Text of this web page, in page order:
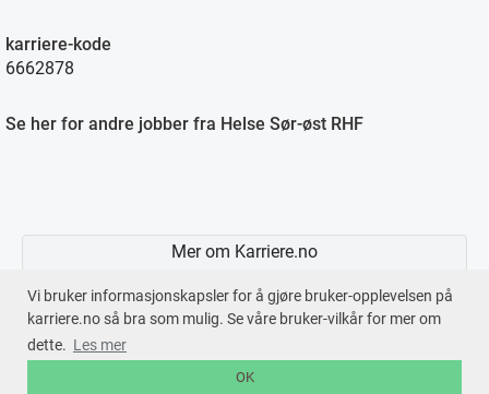
Vi bruker informasjonskapsler for å gjøre bruker-opplevelsen på
karriere.no så bra som mulig. Se våre bruker-vilkår for mer om
dette. Les mer
OK
karriere-kode
6662878
Se her for andre jobber fra Helse Sør-øst RHF
Mer om Karriere.no
Karriere.no